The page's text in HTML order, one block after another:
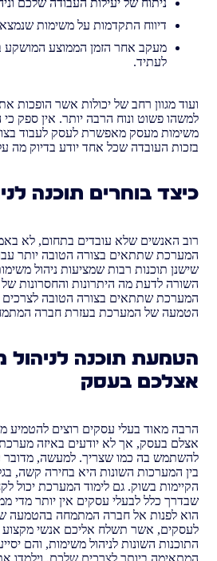
ניתוח של יעילות העבודה שלכם
דיווח התקדמות על משימות
מעקב אחר הזמן הממוצע המושקע
לעתיד.
ועוד מגוון רחב של יכולות אשר הופכות
למשהו פשוט ונוח הרבה יותר. אין ספק
משימות מעסק מאפשרת לעסק לעבוד
בזכות העובדה שכל אחד יודע בדיוק מה
כיצד בוחרים תוכנה
רוב האנשים שלא עובדים בתחום, לא
המערכת שתתאים בצורה הטובה יותר
שישנן תוכנות רבות שמציעות ניהול
השורה לדעת מה היתרונות והחסרונות
המערכת שתתאים בצורה הטובה לצרכים
הטמעה של המערכת בעזרת חברה
הטמעת תוכנה לניהול
אצלכם בעסק
הרבה מאוד בעלי עסקים רוצים להטמיע
אצלם בעסק, אך לא יודעים באיזה מערכת
להשתמש בה כמו שצריך. למעשה, מדובר
בין המערכות השונות היא בחירה קשה,
הקיימות בשוק. גם לימוד המערכת יכול
שבדרך כלל לבעלי עסקים אין יותר מדי
הוא לפנות אל חברה המתמחה בהטמעה
לעסקים, אשר תשלח אליכם אנשי מקצוע
התוכנות השונות לניהול משימות, והם